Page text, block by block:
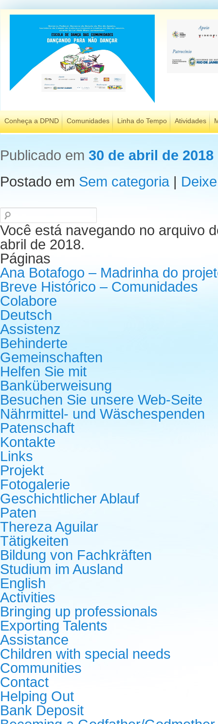
Conheça a DPND Comunidades Linha do Tempo Atividades
Publicado em 30 de abril de 2018
Postado em Sem categoria |
Pesquisar
por:
Você está navegando no arquivo
abril de 2018.
Páginas
Ana Botafogo – Madrinha do
Breve Histórico – Comunidades
Colabore
Deutsch
Assistenz
Behinderte
Gemeinschaften
Helfen Sie mit
Banküberweisung
Besuchen Sie unsere Web-Seite
Nährmittel- und Wäschespenden
Patenschaft
Kontakte
Links
Projekt
Fotogalerie
Geschichtlicher Ablauf
Paten
Thereza Aguilar
Tätigkeiten
Bildung von Fachkräften
Studium im Ausland
English
Activities
Bringing up professionals
Exporting Talents
Assistance
Children with special needs
Communities
Contact
Helping Out
Bank Deposit